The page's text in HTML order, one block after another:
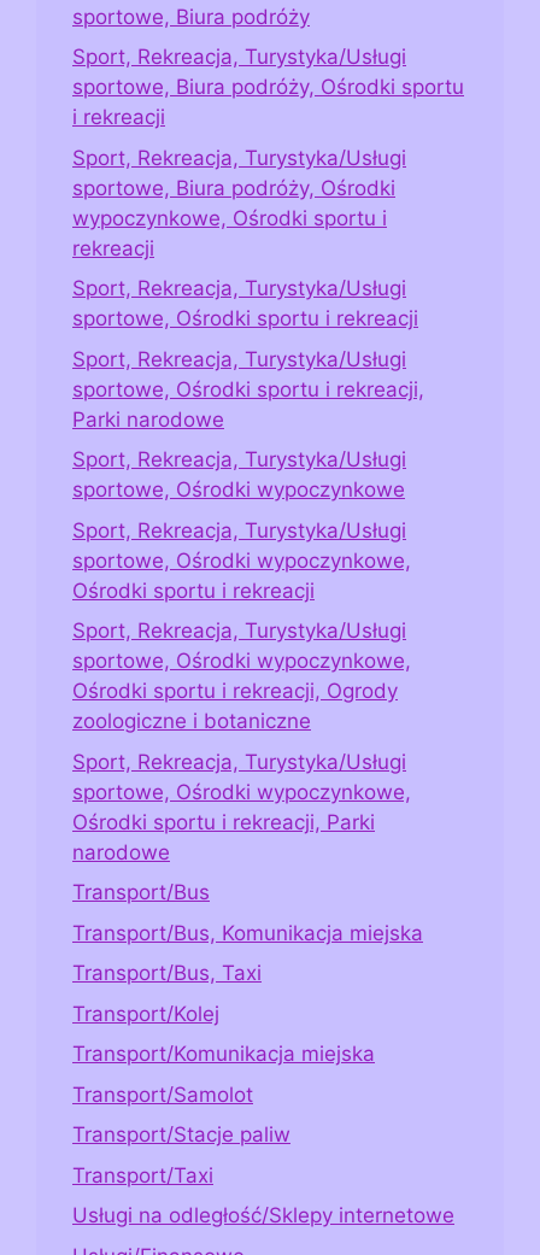
sportowe, Biura podróży
Sport, Rekreacja, Turystyka/Usługi
sportowe, Biura podróży, Ośrodki sportu
i rekreacji
Sport, Rekreacja, Turystyka/Usługi
sportowe, Biura podróży, Ośrodki
wypoczynkowe, Ośrodki sportu i
rekreacji
Sport, Rekreacja, Turystyka/Usługi
sportowe, Ośrodki sportu i rekreacji
Sport, Rekreacja, Turystyka/Usługi
sportowe, Ośrodki sportu i rekreacji,
Parki narodowe
Sport, Rekreacja, Turystyka/Usługi
sportowe, Ośrodki wypoczynkowe
Sport, Rekreacja, Turystyka/Usługi
sportowe, Ośrodki wypoczynkowe,
Ośrodki sportu i rekreacji
Sport, Rekreacja, Turystyka/Usługi
sportowe, Ośrodki wypoczynkowe,
Ośrodki sportu i rekreacji, Ogrody
zoologiczne i botaniczne
Sport, Rekreacja, Turystyka/Usługi
sportowe, Ośrodki wypoczynkowe,
Ośrodki sportu i rekreacji, Parki
narodowe
Transport/Bus
Transport/Bus, Komunikacja miejska
Transport/Bus, Taxi
Transport/Kolej
Transport/Komunikacja miejska
Transport/Samolot
Transport/Stacje paliw
Transport/Taxi
Usługi na odległość/Sklepy internetowe